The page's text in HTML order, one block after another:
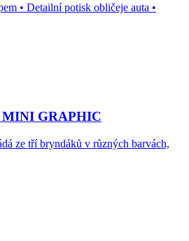
• Detailní potisk obličeje auta •
GRAPHIC
ze tří bryndáků v různých barvách,